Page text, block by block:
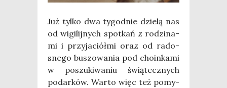
Już tyl­ko dwa tygo­dnie dzie­lą nas
od wigi­lij­nych spo­tkań z rodzi­na­
mi i przy­ja­ciół­mi oraz od rado­
sne­go buszo­wa­nia pod cho­in­ka­mi
w poszu­ki­wa­niu świą­tecz­nych
podar­ków. War­to więc też pomy­